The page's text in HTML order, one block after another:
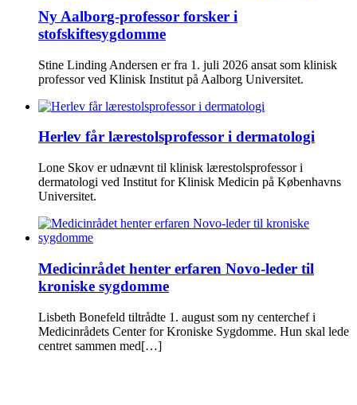
Ny Aalborg-professor forsker i
stofskiftesygdomme
Stine Linding Andersen er fra 1. juli 2026 ansat som klinisk
professor ved Klinisk Institut på Aalborg Universitet.
Herlev får lærestolsprofessor i dermatologi
Lone Skov er udnævnt til klinisk lærestolsprofessor i
dermatologi ved Institut for Klinisk Medicin på Københavns
Universitet.
Medicinrådet henter erfaren Novo-leder til
kroniske sygdomme
Lisbeth Bonefeld tiltrådte 1. august som ny centerchef i
Medicinrådets Center for Kroniske Sygdomme. Hun skal lede
centret sammen med[…]